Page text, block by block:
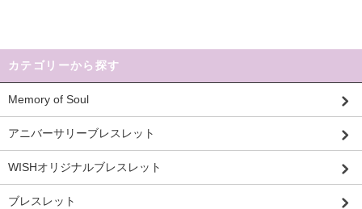
カテゴリーから探す
Memory of Soul
アニバーサリーブレスレット
WISHオリジナルブレスレット
ブレスレット